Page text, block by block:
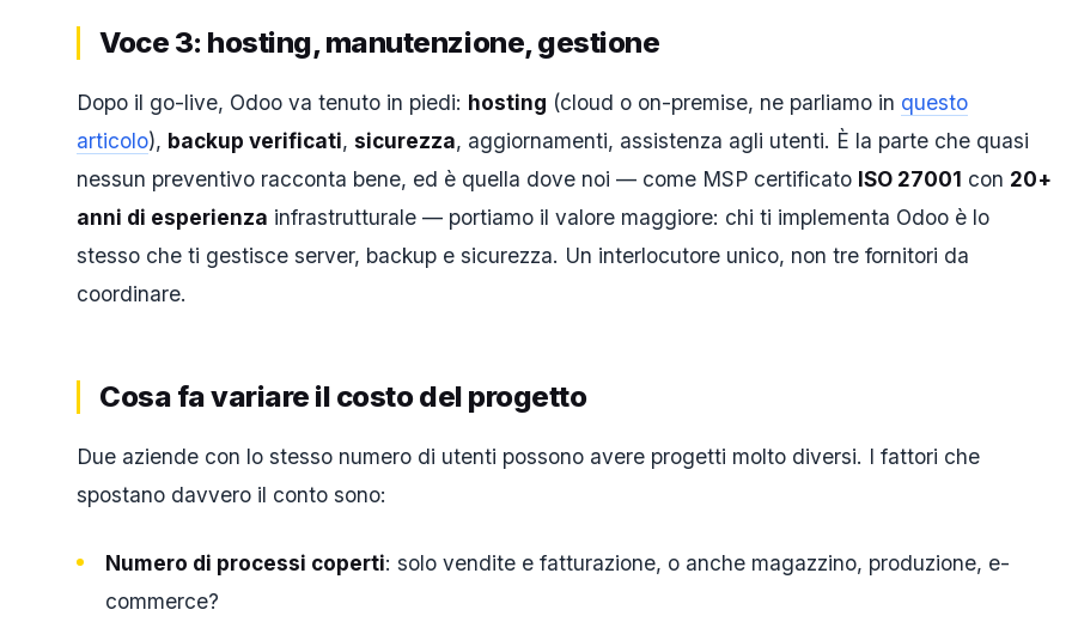
Voce 3: hosting, manutenzione, gestione
Dopo il go-live, Odoo va tenuto in piedi: hosting (cloud o on-premise, ne parliamo in questo
articolo), backup verificati, sicurezza, aggiornamenti, assistenza agli utenti. È la parte che quasi
nessun preventivo racconta bene, ed è quella dove noi — come MSP certificato ISO 27001 con 20+
anni di esperienza infrastrutturale — portiamo il valore maggiore: chi ti implementa Odoo è lo
stesso che ti gestisce server, backup e sicurezza. Un interlocutore unico, non tre fornitori da
coordinare.
Cosa fa variare il costo del progetto
Due aziende con lo stesso numero di utenti possono avere progetti molto diversi. I fattori che
spostano davvero il conto sono:
Numero di processi coperti: solo vendite e fatturazione, o anche magazzino, produzione, e-
commerce?